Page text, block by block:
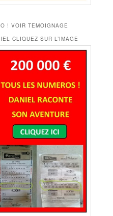
! VOIR TEMOIGNAGE
CLIQUEZ SUR L’IMAGE